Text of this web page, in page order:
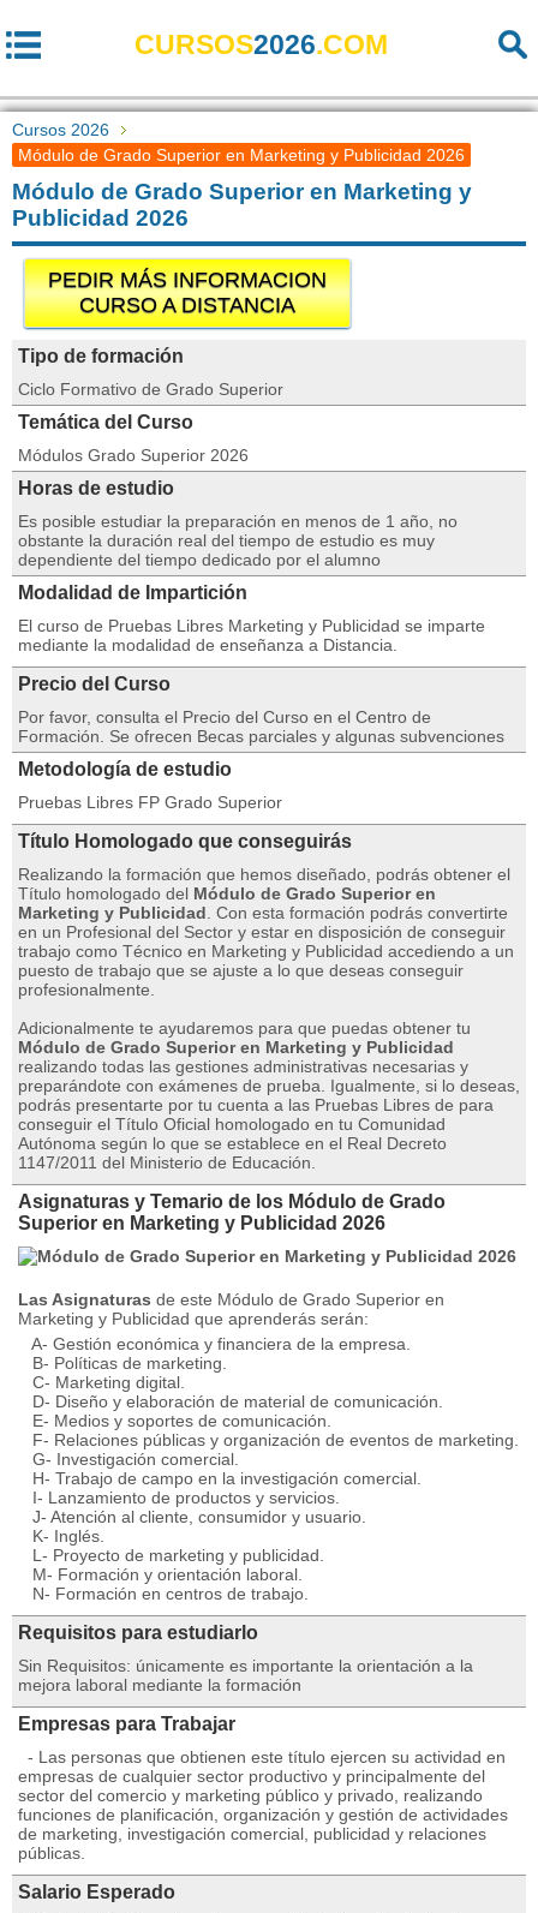
CURSOS2026.COM
Cursos 2026
Módulo de Grado Superior en Marketing y Publicidad 2026
Módulo de Grado Superior en Marketing y
Publicidad 2026
PEDIR MÁS INFORMACION
CURSO A DISTANCIA
Tipo de formación
Ciclo Formativo de Grado Superior
Temática del Curso
Módulos Grado Superior 2026
Horas de estudio
Es posible estudiar la preparación en menos de 1 año, no
obstante la duración real del tiempo de estudio es muy
dependiente del tiempo dedicado por el alumno
Modalidad de Impartición
El curso de Pruebas Libres Marketing y Publicidad se imparte
mediante la modalidad de enseñanza a Distancia.
Precio del Curso
Por favor, consulta el Precio del Curso en el Centro de
Formación. Se ofrecen Becas parciales y algunas subvenciones
Metodología de estudio
Pruebas Libres FP Grado Superior
Título Homologado que conseguirás
Realizando la formación que hemos diseñado, podrás obtener el
Título homologado del Módulo de Grado Superior en
Marketing y Publicidad . Con esta formación podrás convertirte
en un Profesional del Sector y estar en disposición de conseguir
trabajo como Técnico en Marketing y Publicidad accediendo a un
puesto de trabajo que se ajuste a lo que deseas conseguir
profesionalmente.
Adicionalmente te ayudaremos para que puedas obtener tu
Módulo de Grado Superior en Marketing y Publicidad
realizando todas las gestiones administrativas necesarias y
preparándote con exámenes de prueba. Igualmente, si lo deseas,
podrás presentarte por tu cuenta a las Pruebas Libres de para
conseguir el Título Oficial homologado en tu Comunidad
Autónoma según lo que se establece en el Real Decreto
1147/2011 del Ministerio de Educación.
Asignaturas y Temario de los Módulo de Grado
Superior en Marketing y Publicidad 2026
Las Asignaturas de este Módulo de Grado Superior en
Marketing y Publicidad que aprenderás serán:
A- Gestión económica y financiera de la empresa.
B- Políticas de marketing.
C- Marketing digital.
D- Diseño y elaboración de material de comunicación.
E- Medios y soportes de comunicación.
F- Relaciones públicas y organización de eventos de marketing.
G- Investigación comercial.
H- Trabajo de campo en la investigación comercial.
I- Lanzamiento de productos y servicios.
J- Atención al cliente, consumidor y usuario.
K- Inglés.
L- Proyecto de marketing y publicidad.
M- Formación y orientación laboral.
N- Formación en centros de trabajo.
Requisitos para estudiarlo
Sin Requisitos: únicamente es importante la orientación a la
mejora laboral mediante la formación
Empresas para Trabajar
- Las personas que obtienen este título ejercen su actividad en
empresas de cualquier sector productivo y principalmente del
sector del comercio y marketing público y privado, realizando
funciones de planificación, organización y gestión de actividades
de marketing, investigación comercial, publicidad y relaciones
públicas.
Salario Esperado